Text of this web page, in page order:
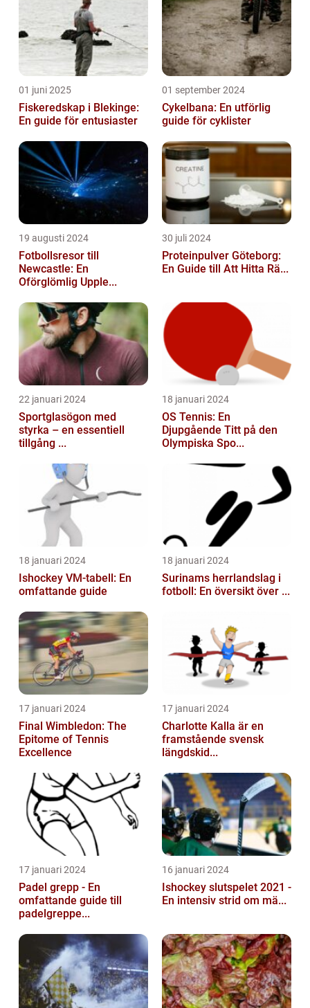
01 juni 2025
Fiskeredskap i Blekinge:
En guide för entusiaster
01 september 2024
Cykelbana: En utförlig
guide för cyklister
19 augusti 2024
Fotbollsresor till
Newcastle: En
Oförglömlig Upple...
30 juli 2024
Proteinpulver Göteborg:
En Guide till Att Hitta Rä...
22 januari 2024
Sportglasögon med
styrka – en essentiell
tillgång ...
18 januari 2024
OS Tennis: En
Djupgående Titt på den
Olympiska Spo...
18 januari 2024
Ishockey VM-tabell: En
omfattande guide
18 januari 2024
Surinams herrlandslag i
fotboll: En översikt över ...
17 januari 2024
Final Wimbledon: The
Epitome of Tennis
Excellence
17 januari 2024
Charlotte Kalla är en
framstående svensk
längdskid...
17 januari 2024
Padel grepp - En
omfattande guide till
padelgreppe...
16 januari 2024
Ishockey slutspelet 2021 -
En intensiv strid om mä...